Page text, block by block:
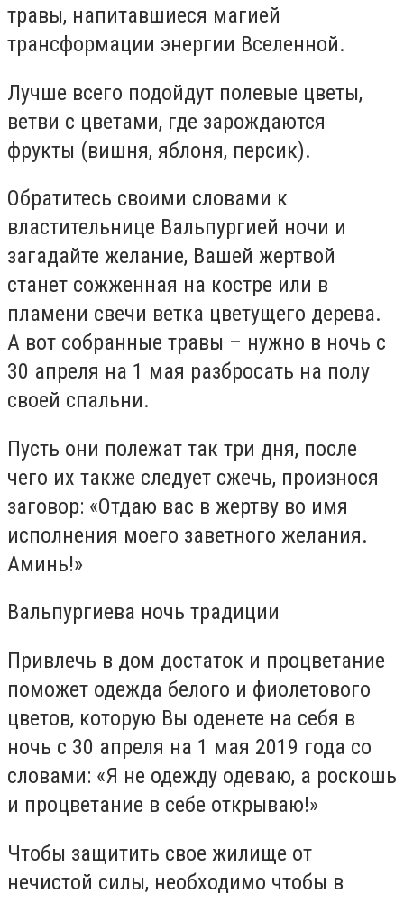
травы, напитавшиеся магией
трансформации энергии Вселенной.
Лучше всего подойдут полевые цветы,
ветви с цветами, где зарождаются
фрукты (вишня, яблоня, персик).
Обратитесь своими словами к
властительнице Вальпургией ночи и
загадайте желание, Вашей жертвой
станет сожженная на костре или в
пламени свечи ветка цветущего дерева.
А вот собранные травы – нужно в ночь с
30 апреля на 1 мая разбросать на полу
своей спальни.
Пусть они полежат так три дня, после
чего их также следует сжечь, произнося
заговор: «Отдаю вас в жертву во имя
исполнения моего заветного желания.
Аминь!»
Вальпургиева ночь традиции
Привлечь в дом достаток и процветание
поможет одежда белого и фиолетового
цветов, которую Вы оденете на себя в
ночь с 30 апреля на 1 мая 2019 года со
словами: «Я не одежду одеваю, а роскошь
и процветание в себе открываю!»
Чтобы защитить свое жилище от
нечистой силы, необходимо чтобы в